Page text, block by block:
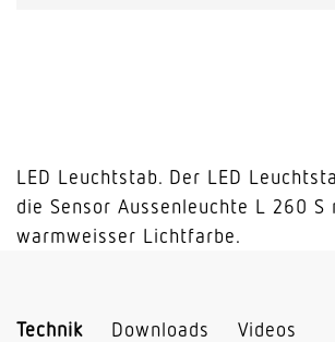
LED Leuchtstab. Der LED
die Sensor Aussenleuchte L 260 S
warmweisser Lichtfarbe.
Technik Downloads Videos